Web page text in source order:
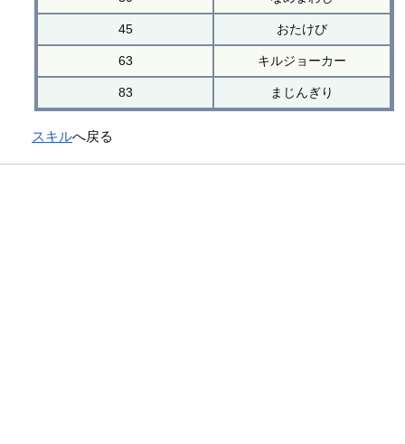
45 おたけび
63 キルジョーカー
83 まじんぎり
スキルへ戻る